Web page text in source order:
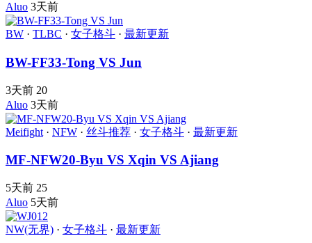
Aluo 3天前
BW · TLBC · 女子格斗 · 最新更新
BW-FF33-Tong VS Jun
3天前 20
Aluo 3天前
Meifight · NFW · 丝斗推荐 · 女子格斗 · 最新更新
MF-NFW20-Byu VS Xqin VS Ajiang
5天前 25
Aluo 5天前
NW(无界) · 女子格斗 · 最新更新